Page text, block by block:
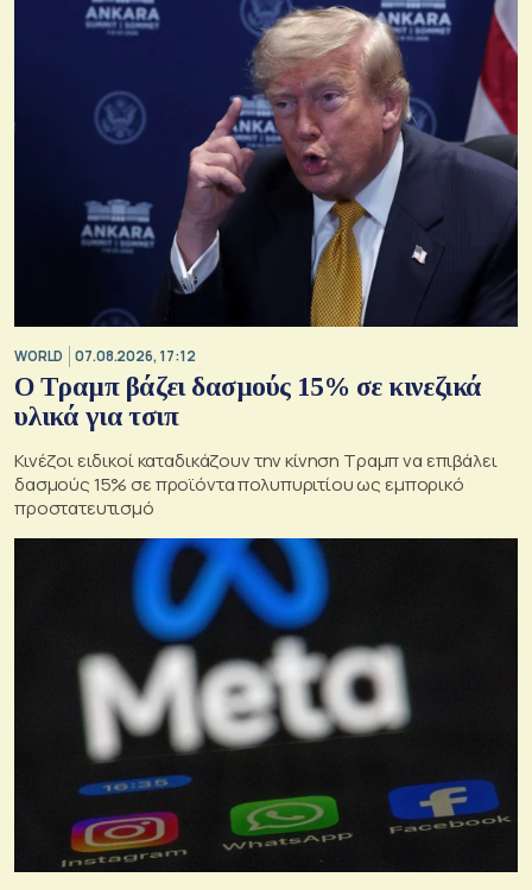
WORLD 07.08.2026, 17:12
Ο Τραμπ βάζει δασμούς 15% σε κινεζικά
υλικά για τσιπ
Κινέζοι ειδικοί καταδικάζουν την κίνηση Τραμπ να επιβάλει
δασμούς 15% σε προϊόντα πολυπυριτίου ως εμπορικό
προστατευτισμό